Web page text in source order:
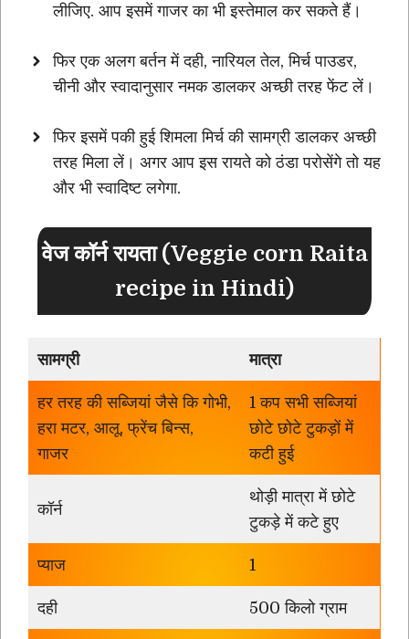
लीजिए. आप इसमें गाजर का भी इस्तेमाल कर सकते हैं।
फिर एक अलग बर्तन में दही, नारियल तेल, मिर्च पाउडर,
चीनी और स्वादानुसार नमक डालकर अच्छी तरह फेंट लें।
फिर इसमें पकी हुई शिमला मिर्च की सामग्री डालकर अच्छी
तरह मिला लें। अगर आप इस रायते को ठंडा परोसेंगे तो यह
और भी स्वादिष्ट लगेगा.
वेज कॉर्न रायता (Veggie corn Raita
recipe in Hindi)
सामग्री मात्रा
हर तरह की सब्जियां जैसे कि गोभी,
हरा मटर, आलू, फ्रेंच बिन्स,
गाजर
1 कप सभी सब्जियां
छोटे छोटे टुकड़ों में
कटी हुई
कॉर्न
थोड़ी मात्रा में छोटे
टुकड़े में कटे हुए
प्याज 1
दही 500 किलो ग्राम